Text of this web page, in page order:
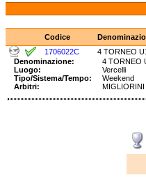
Codice
1706022C
4 TORNEO
Denominazione:
4
Luogo:
Vercelli
Tipo/Sistema/Tempo:
Weekend
Arbitri: